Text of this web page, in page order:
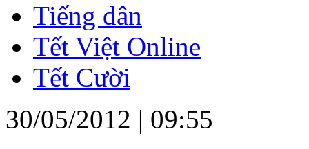
Tiếng dân
Tết Việt Online
Tết Cười
30/05/2012 | 09:55